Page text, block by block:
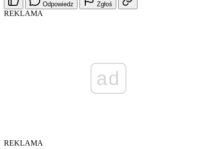
Odpowiedz Zgłoś
REKLAMA
ad
REKLAMA